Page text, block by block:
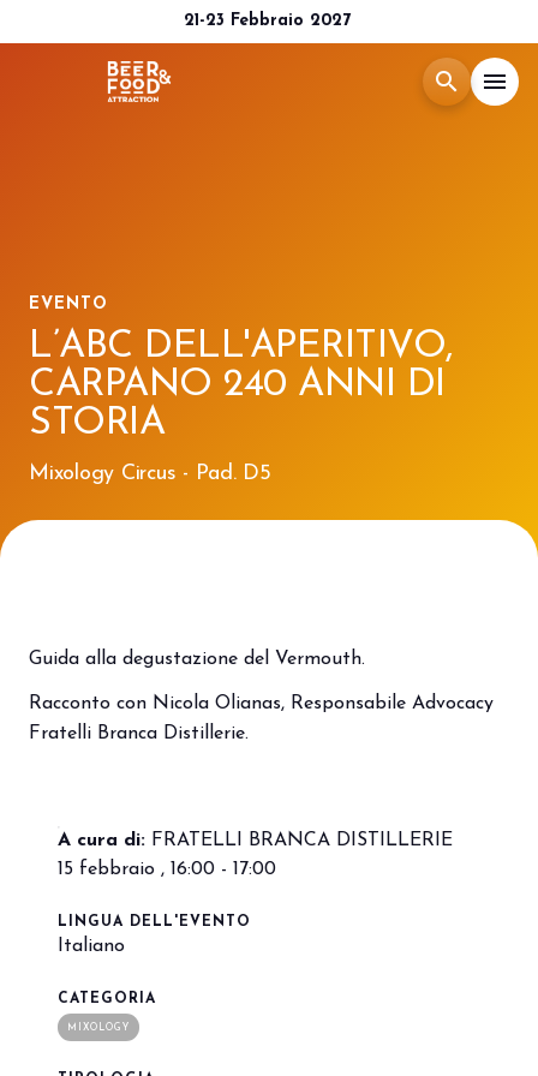
21-23 Febbraio 2027
search menu
Visita
Media Room
CATALOGO 2026
EVENTO
L’ABC DELL'APERITIVO,
CARPANO 240 ANNI DI
STORIA
Mixology Circus - Pad. D5
Guida alla degustazione del Vermouth.
Racconto con Nicola Olianas, Responsabile Advocacy
Fratelli Branca Distillerie.
A cura di: FRATELLI BRANCA DISTILLERIE
15 febbraio , 16:00 - 17:00
LINGUA DELL'EVENTO
Italiano
CATEGORIA
MIXOLOGY